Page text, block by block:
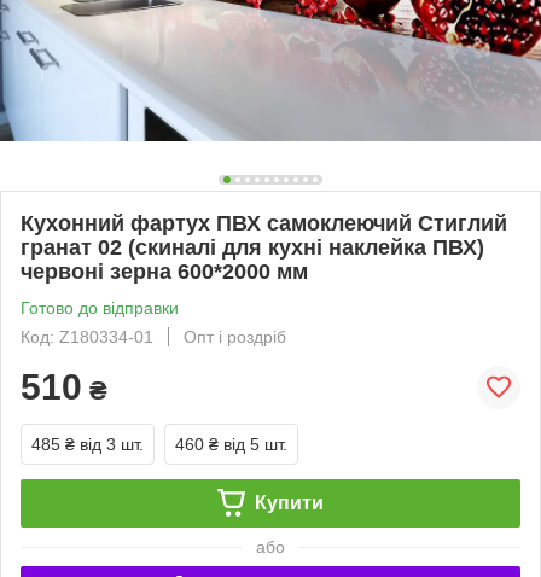
Кухонний фартух ПВХ самоклеючий Стиглий
гранат 02 (скиналі для кухні наклейка ПВХ)
червоні зерна 600*2000 мм
Готово до відправки
Код: Z180334-01
Опт і роздріб
510 ₴
485 ₴ від 3 шт. 460 ₴ від 5 шт.
Купити
або